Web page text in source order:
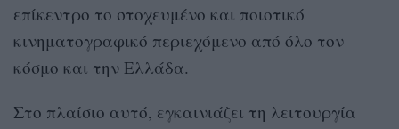
επίκεντρο το στοχευμένο και ποιοτικό
κινηματογραφικό περιεχόμενο από όλο τον
κόσμο και την Ελλάδα.
Στο πλαίσιο αυτό, εγκαινιάζει τη λειτουργία